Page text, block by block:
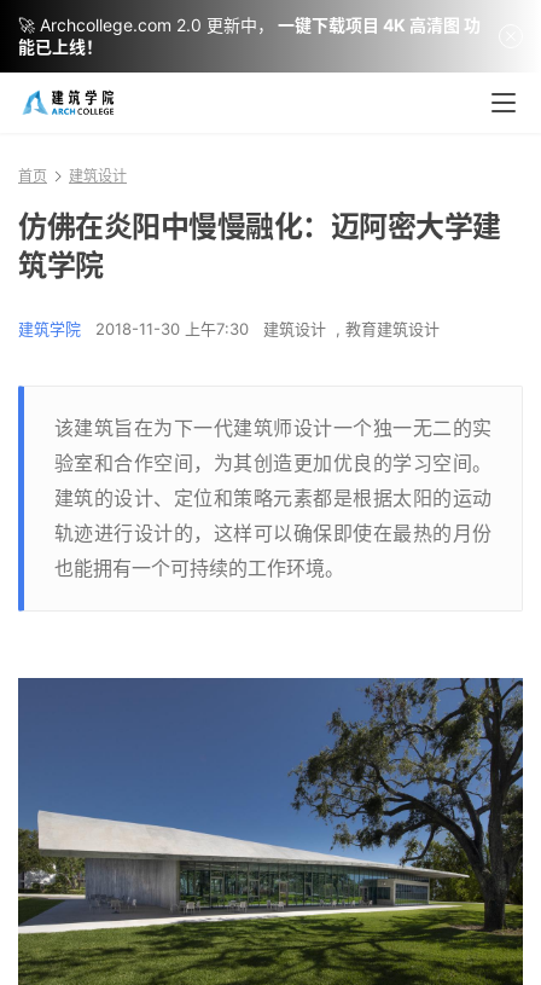
首页 建筑设计
仿佛在炎阳中慢慢融化：迈阿密大学建
筑学院
建筑学院 2018-11-30 上午7:30 建筑设计 , 教育建筑设计
该建筑旨在为下一代建筑师设计一个独一无二的实
验室和合作空间，为其创造更加优良的学习空间。
建筑的设计、定位和策略元素都是根据太阳的运动
轨迹进行设计的，这样可以确保即使在最热的月份
也能拥有一个可持续的工作环境。
🚀 Archcollege.com 2.0 更新中，
一键下载项目 4K 高清图 功
能已上线！